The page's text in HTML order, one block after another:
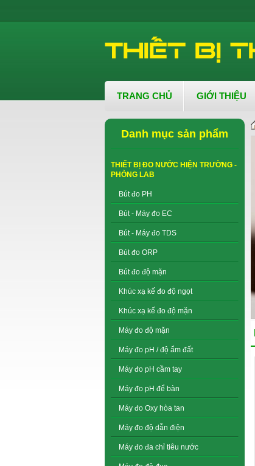
TRANG CHỦ GIỚI THIỆU
Danh mục sản phẩm
THIẾT BỊ ĐO NƯỚC HIỆN TRƯỜNG -
PHÒNG LAB
Bút đo PH
Bút - Máy đo EC
Bút - Máy đo TDS
Bút đo ORP
Bút đo độ mặn
Khúc xạ kế đo độ ngọt
Khúc xạ kế đo độ mặn
Máy đo độ mặn
Máy đo pH / độ ẩm đất
Máy đo pH cầm tay
Máy đo pH để bàn
Máy đo Oxy hòa tan
Máy đo độ dẫn điện
Máy đo đa chỉ tiêu nước